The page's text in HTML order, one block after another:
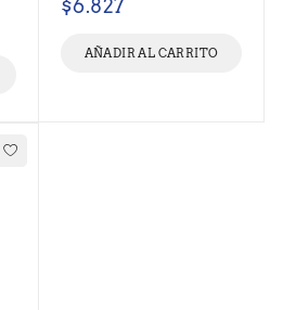
$6.827
AÑADIR AL CARRITO